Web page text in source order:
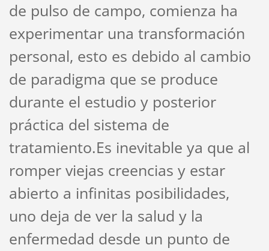
de pulso de campo, comienza ha
experimentar una transformación
personal, esto es debido al cambio
de paradigma que se produce
durante el estudio y posterior
práctica del sistema de
tratamiento.Es inevitable ya que al
romper viejas creencias y estar
abierto a infinitas posibilidades,
uno deja de ver la salud y la
enfermedad desde un punto de